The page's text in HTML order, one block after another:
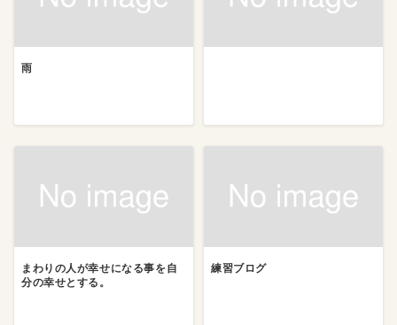
雨
まわりの人が幸せになる事を自
分の幸せとする。
練習ブログ